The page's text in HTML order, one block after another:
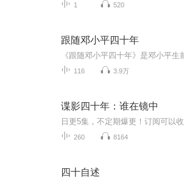
1 520
跟随邓小平四十年
116 3.9万
谍影四十年：谁在镜中
260 8164
四十自述